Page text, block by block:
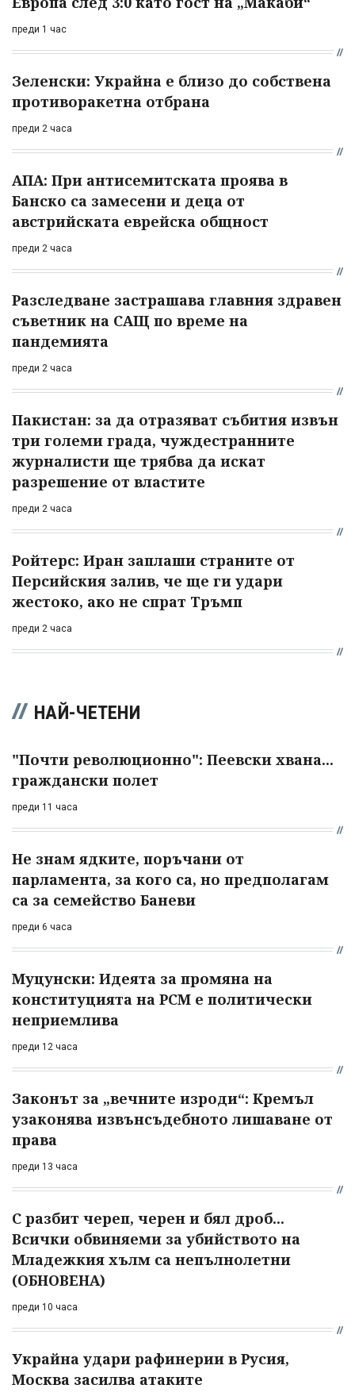
преди 1 час
Зеленски: Украйна е близо до собствена
противоракетна отбрана
преди 2 часа
АПА: При антисемитската проява в
Банско са замесени и деца от
австрийската еврейска общност
преди 2 часа
Разследване застрашава главния здравен
съветник на САЩ по време на
пандемията
преди 2 часа
Пакистан: за да отразяват събития извън
три големи града, чуждестранните
журналисти ще трябва да искат
разрешение от властите
преди 2 часа
Ройтерс: Иран заплаши страните от
Персийския залив, че ще ги удари
жестоко, ако не спрат Тръмп
преди 2 часа
НАЙ-ЧЕТЕНИ
"Почти революционно": Пеевски хвана...
граждански полет
преди 11 часа
Не знам ядките, поръчани от
парламента, за кого са, но предполагам
са за семейство Баневи
преди 6 часа
Муцунски: Идеята за промяна на
конституцията на РСМ е политически
неприемлива
преди 12 часа
Законът за „вечните изроди“: Кремъл
узаконява извънсъдебното лишаване от
права
преди 13 часа
С разбит череп, черен и бял дроб...
Всички обвиняеми за убийството на
Младежкия хълм са непълнолетни
(ОБНОВЕНА)
преди 10 часа
Украйна удари рафинерии в Русия,
Москва засилва атаките